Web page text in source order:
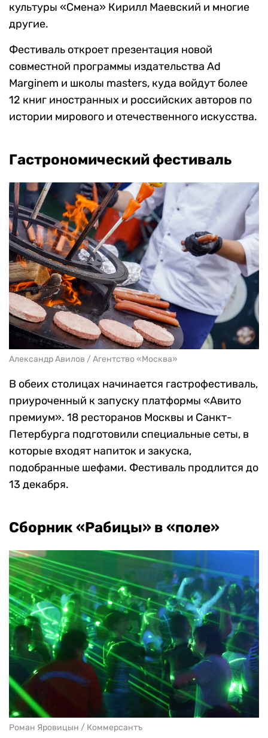
культуры «Смена» Кирилл Маевский и многие
другие.
Фестиваль откроет презентация новой
совместной программы издательства Ad
Marginem и школы masters, куда войдут более
12 книг иностранных и российских авторов по
истории мирового и отечественного искусства.
Гастрономический фестиваль
Александр Авилов / Агентство «Москва»
В обеих столицах начинается гастрофестиваль,
приуроченный к запуску платформы «Авито
премиум». 18 ресторанов Москвы и Санкт-
Петербурга подготовили специальные сеты, в
которые входят напиток и закуска,
подобранные шефами. Фестиваль продлится до
13 декабря.
Сборник «Рабицы» в «поле»
Роман Яровицын / Коммерсантъ